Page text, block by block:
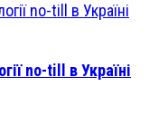
no-till в Україні